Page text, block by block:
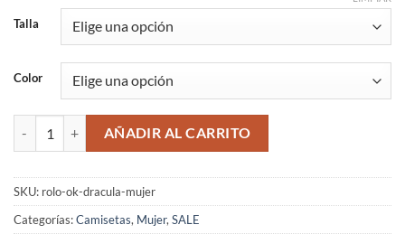
Talla
Color
Dracula Style Camiseta mujer Rolo-ok cantidad
AÑADIR AL CARRITO
SKU: rolo-ok-dracula-mujer
Categorías:Camisetas, Mujer,SALE